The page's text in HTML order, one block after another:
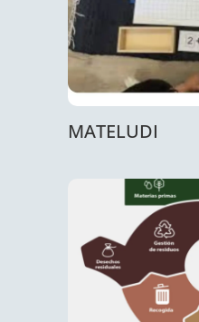
MATELUDI